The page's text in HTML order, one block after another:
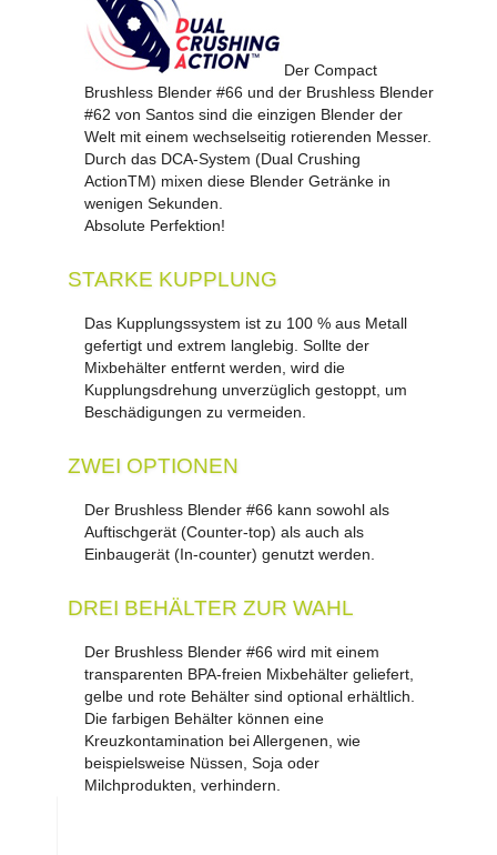
Der Compact
Brushless Blender #66 und der Brushless Blender
#62 von Santos sind die einzigen Blender der
Welt mit einem wechselseitig rotierenden Messer.
Durch das DCA-System (Dual Crushing
ActionTM) mixen diese Blender Getränke in
wenigen Sekunden.
Absolute Perfektion!
STARKE KUPPLUNG
Das Kupplungssystem ist zu 100 % aus Metall
gefertigt und extrem langlebig. Sollte der
Mixbehälter entfernt werden, wird die
Kupplungsdrehung unverzüglich gestoppt, um
Beschädigungen zu vermeiden.
ZWEI OPTIONEN
Der Brushless Blender #66 kann sowohl als
Auftischgerät (Counter-top) als auch als
Einbaugerät (In-counter) genutzt werden.
DREI BEHÄLTER ZUR WAHL
Der Brushless Blender #66 wird mit einem
transparenten BPA-freien Mixbehälter geliefert,
gelbe und rote Behälter sind optional erhältlich.
Die farbigen Behälter können eine
Kreuzkontamination bei Allergenen, wie
beispielsweise Nüssen, Soja oder
Milchprodukten, verhindern.